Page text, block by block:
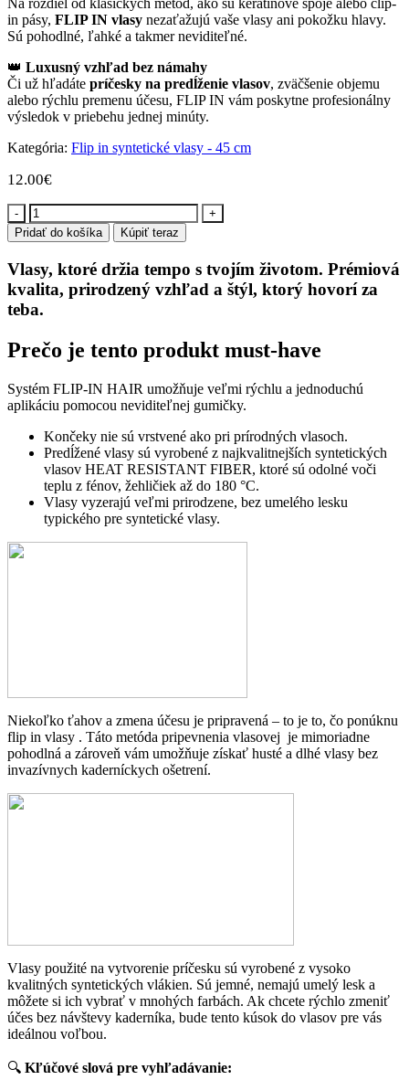
Na rozdiel od klasických metód, ako sú keratínové spoje alebo clip-
in pásy, FLIP IN vlasy nezaťažujú vaše vlasy ani pokožku hlavy.
Sú pohodlné, ľahké a takmer neviditeľné.
👑 Luxusný vzhľad bez námahy
Či už hľadáte príčesky na predĺženie vlasov, zväčšenie objemu
alebo rýchlu premenu účesu, FLIP IN vám poskytne profesionálny
výsledok v priebehu jednej minúty.
Kategória: Flip in syntetické vlasy - 45 cm
12.00€
množstvo
FLIP
IN
SYNTETICKÉ
45CM
-
ROVNÉ
Biely
blond
Pridať do košíka Kúpiť teraz
Vlasy, ktoré držia tempo s tvojím životom. Prémiová
kvalita, prirodzený vzhľad a štýl, ktorý hovorí za
teba.
Prečo je tento produkt must-have
Systém FLIP-IN HAIR umožňuje veľmi rýchlu a jednoduchú
aplikáciu pomocou neviditeľnej gumičky.
Končeky nie sú vrstvené ako pri prírodných vlasoch.
Predĺžené vlasy sú vyrobené z najkvalitnejších syntetických
vlasov HEAT RESISTANT FIBER, ktoré sú odolné voči
teplu z fénov, žehličiek až do 180 °C.
Vlasy vyzerajú veľmi prirodzene, bez umelého lesku
typického pre syntetické vlasy.
Niekoľko ťahov a zmena účesu je pripravená – to je to, čo ponúknu
flip in vlasy . Táto metóda pripevnenia vlasovej je mimoriadne
pohodlná a zároveň vám umožňuje získať husté a dlhé vlasy bez
invazívnych kaderníckych ošetrení.
Vlasy použité na vytvorenie príčesku sú vyrobené z vysoko
kvalitných syntetických vlákien. Sú jemné, nemajú umelý lesk a
môžete si ich vybrať v mnohých farbách. Ak chcete rýchlo zmeniť
účes bez návštevy kaderníka, bude tento kúsok do vlasov pre vás
ideálnou voľbou.
🔍 Kľúčové slová pre vyhľadávanie: